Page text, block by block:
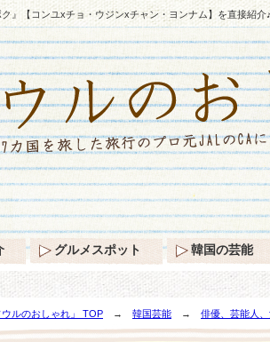
』【コンユxチョ・ウジンxチャン・ヨンナム】を直接紹介♪
ルのおしゃれ」 TOP → 韓国芸能 → 俳優、芸能人
xチョ・ウジンxチャン・ヨンナム】を直接紹介♪
グルメスポット 韓国の芸能